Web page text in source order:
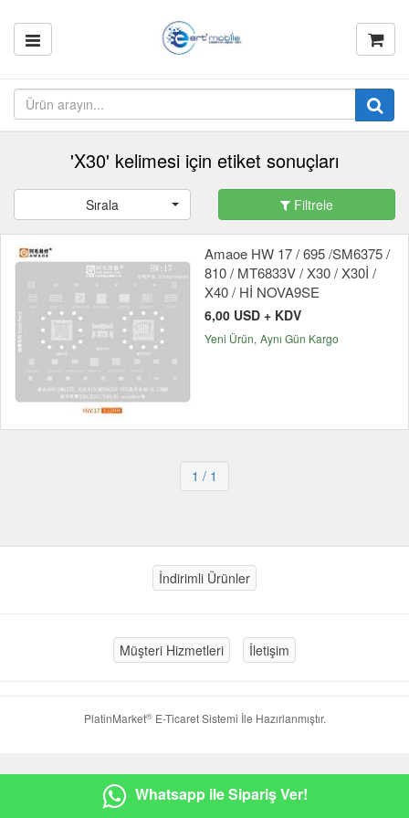
'X30' kelimesi için etiket sonuçları
Sırala Filtrele
Amaoe HW 17 / 695 /SM6375 /
810 / MT6833V / X30 / X30İ /
X40 / Hİ NOVA9SE
6,00 USD + KDV
Yeni Ürün Aynı Gün Kargo
1 / 1
İndirimli Ürünler
Müşteri Hizmetleri İletişim
PlatinMarket®E-Ticaret Sistemi İle Hazırlanmıştır.
Whatsapp ile Sipariş Ver!